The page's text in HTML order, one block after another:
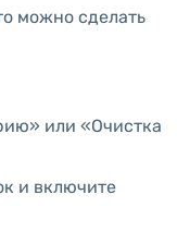
можно сделать
или «Очистка
и включите